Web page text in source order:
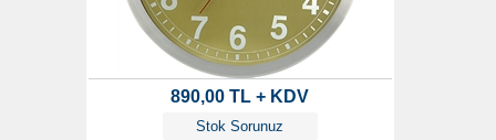
890,00 TL + KDV
Stok Sorunuz